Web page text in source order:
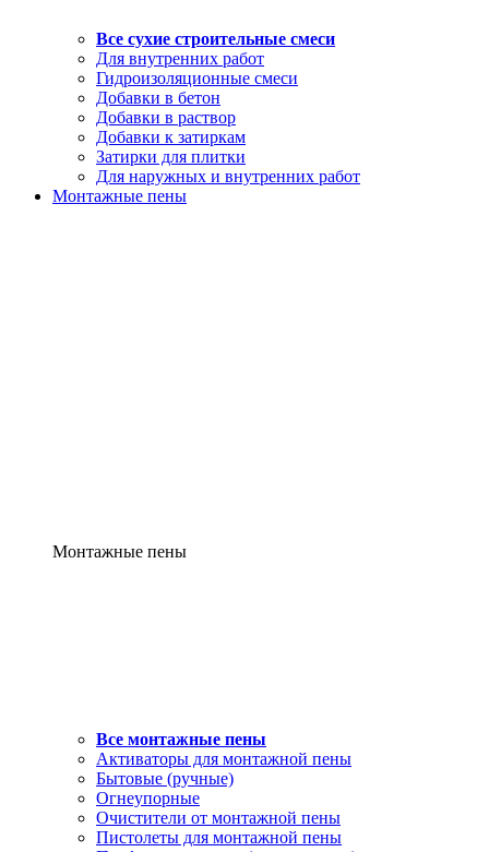
Все сухие строительные смеси
Для внутренних работ
Гидроизоляционные смеси
Добавки в бетон
Добавки в раствор
Добавки к затиркам
Затирки для плитки
Для наружных и внутренних работ
Монтажные пены
Монтажные пены
Все монтажные пены
Активаторы для монтажной пены
Бытовые (ручные)
Огнеупорные
Очистители от монтажной пены
Пистолеты для монтажной пены